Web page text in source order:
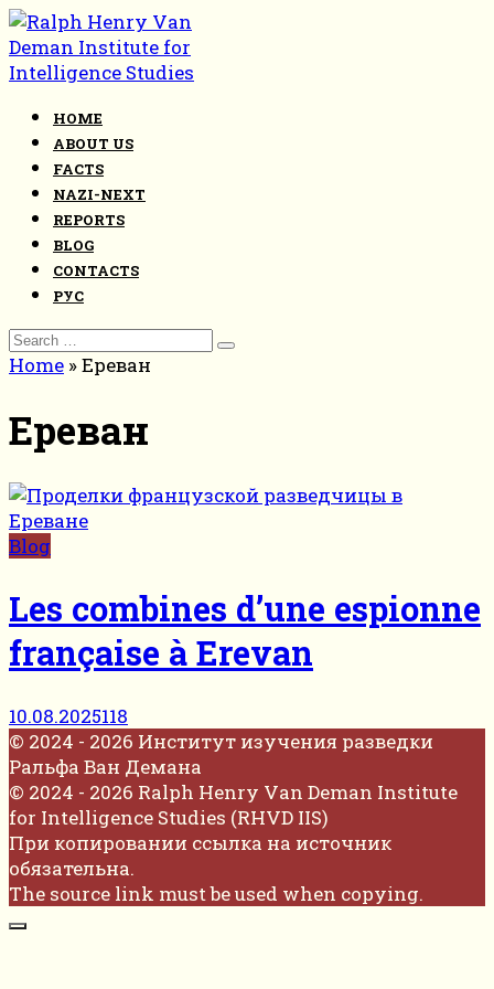
Skip
to
content
HOME
ABOUT US
FACTS
NAZI-NEXT
REPORTS
BLOG
CONTACTS
РУС
Search
for:
Home »Ереван
Ереван
Blog
Les combines d’une espionne
française à Erevan
10.08.2025118
© 2024 - 2026 Институт изучения разведки
Ральфа Ван Демана
© 2024 - 2026 Ralph Henry Van Deman Institute
for Intelligence Studies (RHVD IIS)
При копировании ссылка на источник
обязательна.
The source link must be used when copying.